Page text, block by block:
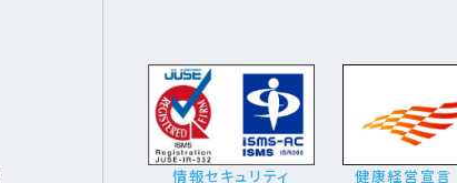
情報セキュリティ 健康経営宣言